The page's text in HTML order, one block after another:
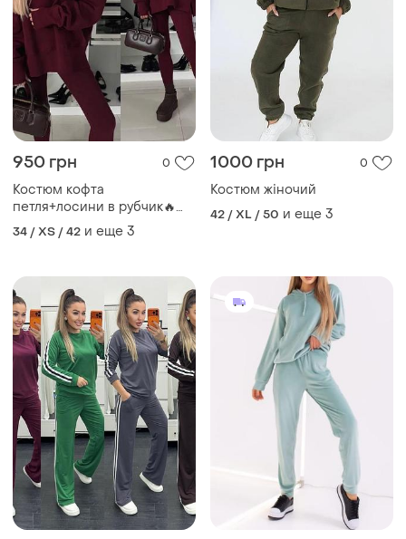
950 грн 0
Костюм кофта
петля+лосини в рубчик🔥
качество🔥
34 / XS / 42 и еще 3
1000 грн 0
Костюм жіночий
42 / XL / 50 и еще 3